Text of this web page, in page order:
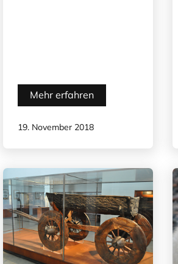
Mehr erfahren
19. November 2018